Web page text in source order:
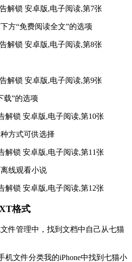
方“免费阅读全文”的选项
载”的选项
方式可供选择
线观看小说
格式
件管理中，找到文档中自己从七猫
机文件分类我的iPhone中找到七猫小